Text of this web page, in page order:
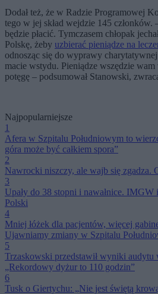
Dodał też, że w Radzie Programowej
tego w jej skład wejdzie 145 członków.
będzie płacić. Tymczasem chłopak
Polskę, żeby uzbierać pieniądze na
odnosząc się do wyprawy
macie wstydu. Pieniądze wszędzie
potęgę – podsumował Stanowski,
Najpopularniejsze
1
Afera w Szpitalu Południowym to
góra może być całkiem spora”
2
Nawrocki niszczy, ale wajb się zgadza.
3
Upały do 38 stopni i nawałnice.
Polski
4
Mniej łóżek dla pacjentów, więcej
Ujawniamy zmiany w Szpitalu
5
Trzaskowski przedstawił wyniki audytu
„Rekordowy dyżur to 110 godzin”
6
Tusk o Giertychu: „Nie jest świętą